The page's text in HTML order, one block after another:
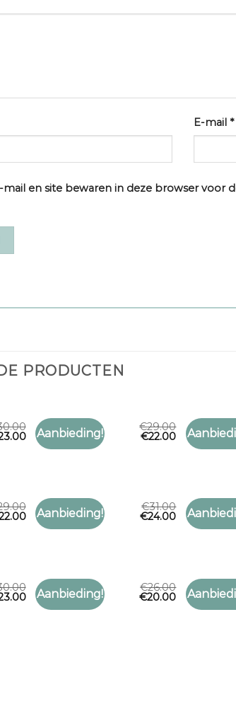
E-mail*
mail en site bewaren in deze browser voor
PRODUCTEN
Aanbieding!
Toevoegen
HOOFD SJAAL
hoofd sjaal
€29.00
€22.00
HOOFD
hoofd
Aanbieding!
Toevoegen
HOOFD SJAAL
hoofd sjaal
€31.00
€24.00
HOOFD
hoofd
Aanbieding!
Toevoegen
HOOFD SJAAL
hoofd sjaal
€26.00
€20.00
HOOFD
hoofd